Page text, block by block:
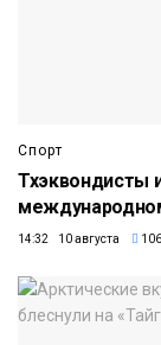
Спорт
Тхэквондисты
14:32 10 августа 106